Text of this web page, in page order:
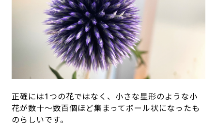
正確には1つの花ではなく、小さな星形のような小
花が数十〜数百個ほど集まってボール状になったも
のらしいです。